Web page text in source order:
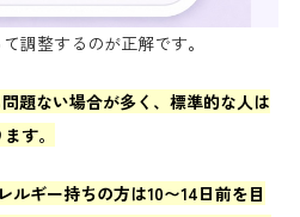
調整するのが正解です。
題ない場合が多く、標準的な人は
す。
ルギー持ちの方は10〜14日前を目